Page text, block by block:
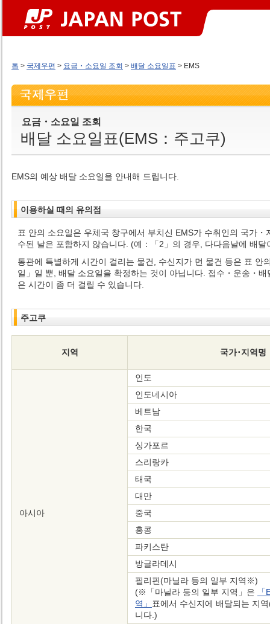
톱 > 국제우편 > 요금・소요일 조회 > 배달 소요일표 > EMS
요금・소요일 조회
배달 소요일표(EMS：주고쿠)
EMS의 예상 배달 소요일을 안내해 드립니다.
이용하실 때의 유의점
표 안의 소요일은 우체국 창구에서 부치신 EMS가 수취인의 국가
수된 날은 포함하지 않습니다. (예：「2」의 경우, 다다음날에 배달
통관에 특별하게 시간이 걸리는 물건, 수신지가 먼 물건 등은 표
일」일 뿐, 배달 소요일을 확정하는 것이 아닙니다. 접수・운송・
은 시간이 좀 더 걸릴 수 있습니다.
주고쿠
지역 국가･지역명
아시아
인도
인도네시아
베트남
한국
싱가포르
스리랑카
태국
대만
중국
홍콩
파키스탄
방글라데시
필리핀(마닐라 등의 일부 지역※)
(※「마닐라 등의 일부 지역」은
역」
표에서 수신지에 배달되는 지
니다.)